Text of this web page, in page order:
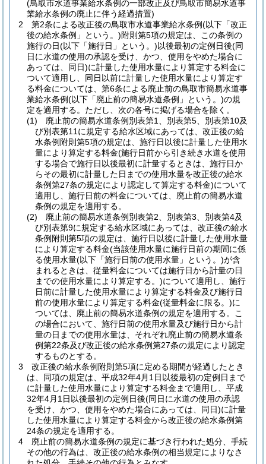
(鳥取市水道事業給水条例の一部改正及び鳥取市簡易水道事
業給水条例の廃止に伴う経過措置)
2
第2条による改正後の鳥取市水道事業給水条例(以下「改正
後の給水条例」という。)附則第5項の規定は、この条例の
施行の日(以下「施行日」という。)以後最初の定例日後(同
日に水道の使用の承認を受け、かつ、使用をやめた場合に
あっては、同日)に計量した使用水量により算定する料金に
ついて適用し、同日以前に計量した使用水量により算定す
る料金については、第6条による廃止前の鳥取市簡易水道事
業給水条例(以下「廃止前の簡易水道条例」という。)の規
定を適用する。 ただし、次の各号に掲げる場合を除く。
(1)
廃止前の簡易水道条例別表第1、別表第5、別表第10及
び別表第11に規定する給水区域にあっては、改正後の給
水条例附則第5項の規定は、施行日以後に計量した使用水
量により算定する料金(施行日前から引き続き水道を使用
する場合で施行日以後最初に計量するときは、施行日か
らその最初に計量した日までの使用水量を改正後の給水
条例第27条の規定により認定して算定する料金)について
適用し、施行日前の料金については、廃止前の簡易水道
条例の規定を適用する。
(2)
廃止前の簡易水道条例別表第2、別表第3、別表第4及
び別表第9に規定する給水区域にあっては、改正後の給水
条例附則第5項の規定は、施行日以後に計量した使用水量
により算定する料金(当該使用水量に施行日前の期間に係
る使用水量(以下「施行日前の使用水量」という。)が含
まれるときは、従量料金については施行日から計量の日
までの使用水量により算定する。)について適用し、施行
日前に計量した使用水量により算定する料金及び施行日
前の使用水量により算定する料金(従量料金に限る。)に
ついては、廃止前の簡易水道条例の規定を適用する。
こ
の場合において、施行日前の使用水量及び施行日から計
量の日までの使用水量は、それぞれ廃止前の簡易水道条
例第22条及び改正後の給水条例第27条の規定により認定
するものとする。
3
改正後の給水条例附則第5項に定める期間が経過したとき
は、同項の規定は、平成32年4月1日以後最初の定例日まで
に計量した使用水量により算定する料金まで適用し、平成
32年4月1日以後最初の定例日後(同日に水道の使用の承認
を受け、かつ、使用をやめた場合にあっては、同日)に計量
した使用水量により算定する料金から改正後の給水条例第
24条の規定を適用する。
4
廃止前の簡易水道条例の規定に基づき行われた処分、手続
その他の行為は、改正後の給水条例の相当規定によりなさ